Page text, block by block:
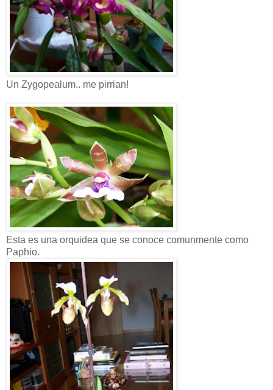
Un Zygopealum.. me pirrian!
Esta es una orquidea que se conoce comunmente como
Paphio.